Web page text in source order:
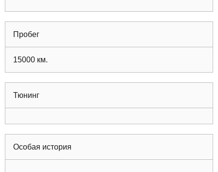
Пробег
15000 км.
Тюнинг
Особая история